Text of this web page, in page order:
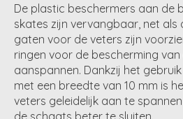
De plastic beschermers aan de
skates zijn vervangbaar, net als
gaten voor de veters zijn
ringen voor de bescherming
aanspannen. Dankzij het
met een breedte van 10 mm is
veters geleidelijk aan te
de schaats beter te sluiten.